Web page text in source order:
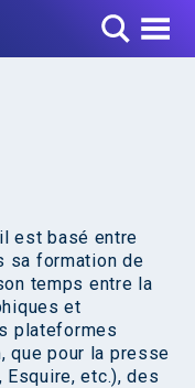
Toggle Menu
est basé entre
sa formation de
temps entre la
et
plateformes
que pour la presse
Esquire, etc.), des